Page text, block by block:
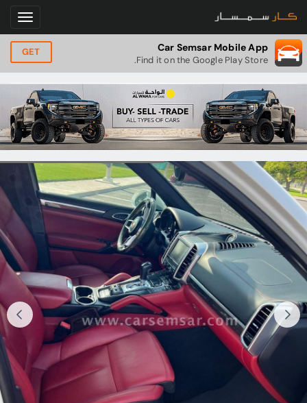
Car Semsar Mobile App
Find it on the Google Play Store.
GET